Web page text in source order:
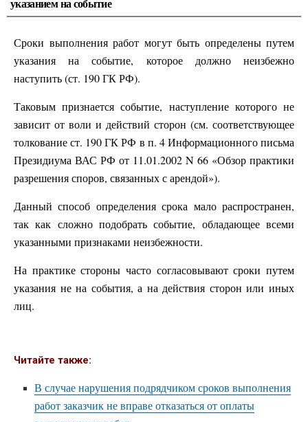
указанием на событие
Сроки выполнения работ могут быть определены путем
указания на событие, которое должно неизбежно
наступить (ст. 190 ГК РФ).
Таковым признается событие, наступление которого не
зависит от воли и действий сторон (см. соответствующее
толкование ст. 190 ГК РФ в п. 4 Информационного письма
Президиума ВАС РФ от 11.01.2002 N 66 «Обзор практики
разрешения споров, связанных с арендой»).
Данный способ определения срока мало распространен,
так как сложно подобрать событие, обладающее всеми
указанными признаками неизбежности.
На практике стороны часто согласовывают сроки путем
указания не на события, а на действия сторон или иных
лиц.
Читайте также:
В случае нарушения подрядчиком сроков выполнения
работ заказчик не вправе отказаться от оплаты